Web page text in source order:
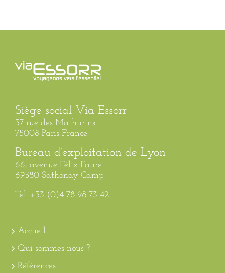
Siège social Via Essorr
37 rue des Mathurins
75008 Paris France
Bureau d’exploitation de Lyon
66, avenue Félix Faure
69580 Sathonay Camp
Tel. +33 (0)4 78 98 73 42
Accueil
Qui sommes-nous ?
Références